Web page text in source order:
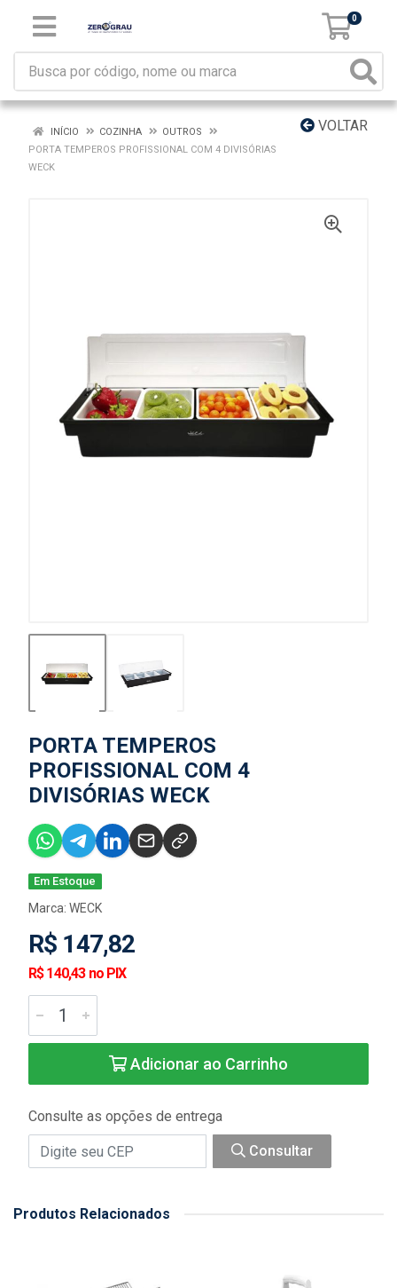
0
VOLTAR
INÍCIO COZINHA
OUTROS
PORTA TEMPEROS PROFISSIONAL COM 4 DIVISÓRIAS
WECK
PORTA TEMPEROS
PROFISSIONAL COM 4
DIVISÓRIAS WECK
Em Estoque
Marca: WECK
R$ 147,82
R$ 140,43 no PIX
Adicionar ao Carrinho
Consulte as opções de entrega
Consultar
Produtos Relacionados